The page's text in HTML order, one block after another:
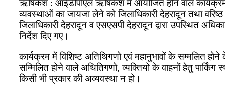
ऋषिकेश : आईडीपीएल ऋषिकेश में आयोजित होने वाले कार्यक्रम
व्यवस्थाओं का जायजा लेने को जिलाधिकारी देहरादून तथा
जिलाधिकारी देहरादून व एसएसपी देहरादून द्वारा उपस्थित
निर्देश दिए गए।
कार्यक्रम में विशिष्ट अतिथिगणो एवं महानुभावों के सम्मलित
सम्मिलित होने वाले अथितिगणो, व्यक्तियो के वाहनों हेतु
किसी भी प्रकार की अव्यवस्था न हो।